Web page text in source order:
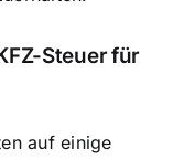
Steuer für
auf einige